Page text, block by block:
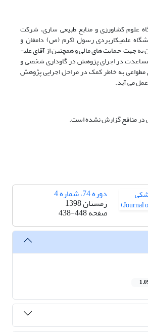
علوم کشاورزی و منابع طبیعی ساری، شرکت
علمی­کاربردی رسول اکرم (ص) دامغان و
تعاونی دامداران دامغان به جهت حمایت های مالی و همچنین از آقای علی­
مساعدت در اجرای پژوهش در گاوداری شخصی و
مطواعی به خاطر کمک در مراحل اجرایی پژوهش
می آید.
در منافع گزارش نشده است.
دوره 74، شماره 4
زمستان 1398
صفحه438-448